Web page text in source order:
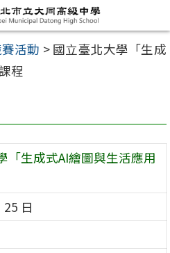
活動 > 國立臺北大學「生成
程
「生成式AI繪圖與生活應用
日